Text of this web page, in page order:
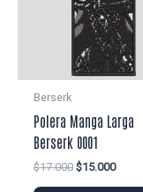
Berserk
Polera Manga Larga
Berserk 0001
$17.000 El
$15.000El